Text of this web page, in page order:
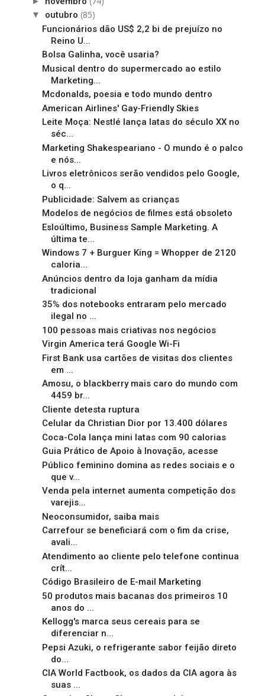
▼ outubro (85)
Funcionários dão US$ 2,2 bi de prejuízo no
Reino U...
Bolsa Galinha, você usaria?
Musical dentro do supermercado ao estilo
Marketing...
Mcdonalds, poesia e todo mundo dentro
American Airlines' Gay-Friendly Skies
Leite Moça: Nestlé lança latas do século XX no
séc...
Marketing Shakespeariano - O mundo é o palco
e nós...
Livros eletrônicos serão vendidos pelo Google,
o q...
Publicidade: Salvem as crianças
Modelos de negócios de filmes está obsoleto
Esloúltimo, Business Sample Marketing. A
última te...
Windows 7 + Burguer King = Whopper de 2120
caloria...
Anúncios dentro da loja ganham da mídia
tradicional
35% dos notebooks entraram pelo mercado
ilegal no ...
100 pessoas mais criativas nos negócios
Virgin America terá Google Wi-Fi
First Bank usa cartões de visitas dos clientes
em ...
Amosu, o blackberry mais caro do mundo com
4459 br...
Cliente detesta ruptura
Celular da Christian Dior por 13.400 dólares
Coca-Cola lança mini latas com 90 calorias
Guia Prático de Apoio à Inovação, acesse
Público feminino domina as redes sociais e o
que v...
Venda pela internet aumenta competição dos
varejis...
Neoconsumidor, saiba mais
Carrefour se beneficiará com o fim da crise,
avali...
Atendimento ao cliente pelo telefone continua
crít...
Código Brasileiro de E-mail Marketing
50 produtos mais bacanas dos primeiros 10
anos do ...
Kellogg's marca seus cereais para se
diferenciar n...
Pepsi Azuki, o refrigerante sabor feijão direto
do...
CIA World Factbook, os dados da CIA agora às
suas ...